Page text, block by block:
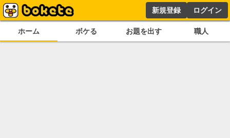
新規登録 ログイン
ホーム ボケる お題を出す 職人